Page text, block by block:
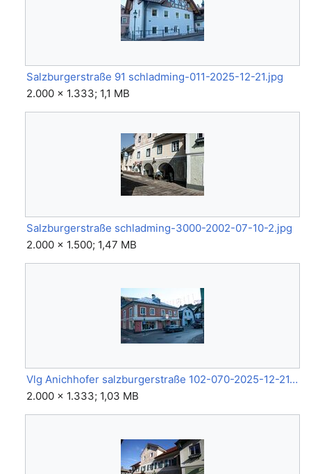
Salzburgerstraße 91 schladming-011-2025-12-21.jpg
2.000 × 1.333; 1,1 MB
Salzburgerstraße schladming-3000-2002-07-10-2.jpg
2.000 × 1.500; 1,47 MB
Vlg Anichhofer salzburgerstraße 102-070-2025-12-21.jpg
2.000 × 1.333; 1,03 MB